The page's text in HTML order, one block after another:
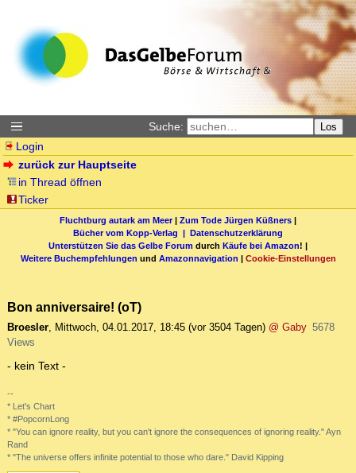
Suche: Los
Login
zurück zur Hauptseite
in Thread öffnen
Ticker
Fluchtburg autark am Meer| Zum Tode Jürgen Küßners |
Bücher vom Kopp-Verlag | Datenschutzerklärung
Unterstützen Sie das Gelbe Forum durch Käufe bei Amazon! |
Weitere Buchempfehlungen und Amazonnavigation | Cookie-Einstellungen
Bon anniversaire! (oT)
Broesler, Mittwoch, 04.01.2017, 18:45 (vor 3504 Tagen) @ Gaby 5678
Views
- kein Text -
--
* Let's Chart
* #PopcornLong
* "You can ignore reality, but you can't ignore the consequences of ignoring reality." Ayn
Rand
* "The universe offers infinite potential to those who dare." David Kipping